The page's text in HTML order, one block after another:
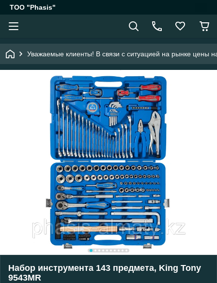
ТОО "Phasis"
Уважаемые клиенты! В связи с ситуацией на рынке цены
Набор инструмента 143 предмета, King Tony
9543MR